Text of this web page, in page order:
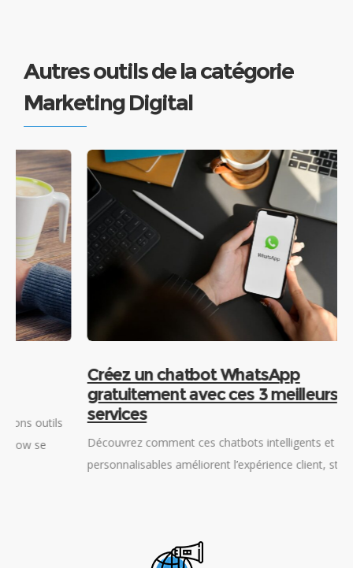
Autres outils de la catégorie
Marketing Digital
Créez un chatbot WhatsApp
gratuitement avec ces 3 meilleurs
services
Découvrez comment ces chatbots intelligents et
personnalisables améliorent l’expérience client, stimulent la